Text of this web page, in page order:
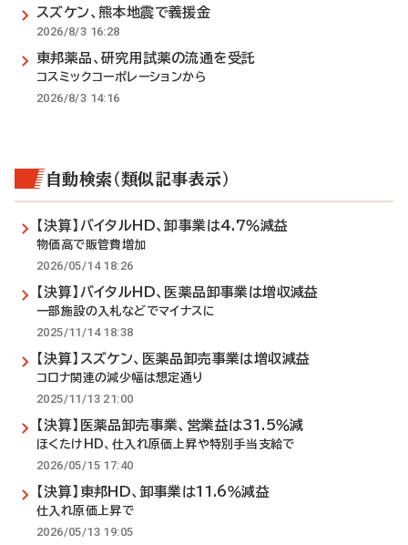
スズケン、熊本地震で義援金
2026/8/3 16:28
東邦薬品、研究用試薬の流通を受託
コスミックコーポレーションから
2026/8/3 14:16
自動検索（類似記事表示）
【決算】バイタルHD、卸事業は4.7％減益
物価高で販管費増加
2026/05/14 18:26
【決算】バイタルHD、医薬品卸事業は増収減益
一部施設の入札などでマイナスに
2025/11/14 18:38
【決算】スズケン、医薬品卸売事業は増収減益
コロナ関連の減少幅は想定通り
2025/11/13 21:00
【決算】医薬品卸売事業、営業益は31.5％減
ほくたけHD、仕入れ原価上昇や特別手当支給で
2026/05/15 17:40
【決算】東邦HD、卸事業は11.6％減益
仕入れ原価上昇で
2026/05/13 19:05